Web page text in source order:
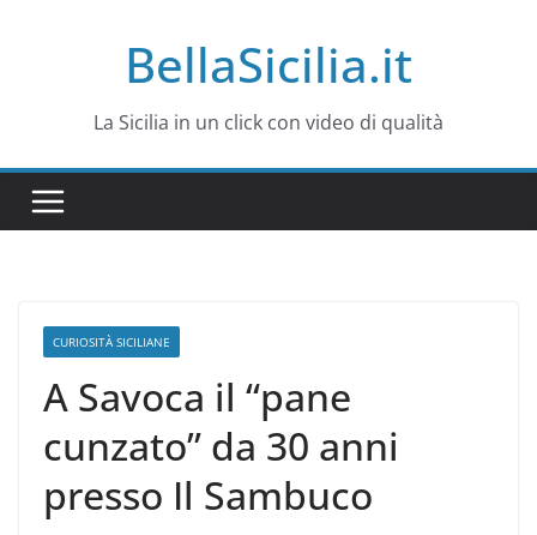
BellaSicilia.it
La Sicilia in un click con video di qualità
CURIOSITÀ SICILIANE
A Savoca il “pane
cunzato” da 30 anni
presso Il Sambuco